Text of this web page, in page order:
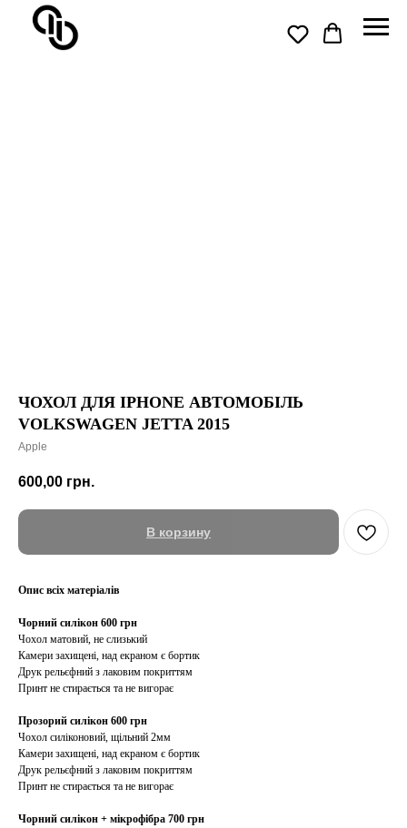
ЧОХОЛ ДЛЯ IPHONE АВТОМОБІЛЬ
VOLKSWAGEN JETTA 2015
Apple
600,00 грн.
В корзину
Опис всіх матеріалів
Чорний силікон 600 грн
Чохол матовий, не слизький
Камери захищені, над екраном є бортик
Друк рельєфний з лаковим покриттям
Принт не стирається та не вигорає
Прозорий силікон 600 грн
Чохол силіконовий, щільний 2мм
Камери захищені, над екраном є бортик
Друк рельєфний з лаковим покриттям
Принт не стирається та не вигорає
Чорний силікон + мікрофібра 700 грн